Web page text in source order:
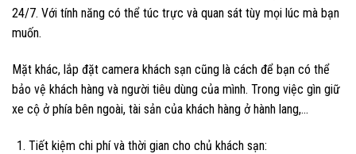
24/7. Với tính năng có thể túc trực và quan sát tùy mọi lúc mà bạn
muốn.
Mặt khác, lắp đặt camera khách sạn cũng là cách để bạn có thể
bảo vệ khách hàng và người tiêu dùng của mình. Trong việc gìn giữ
xe cộ ở phía bên ngoài, tài sản của khách hàng ở hành lang,…
Tiết kiệm chi phí và thời gian cho chủ khách sạn: